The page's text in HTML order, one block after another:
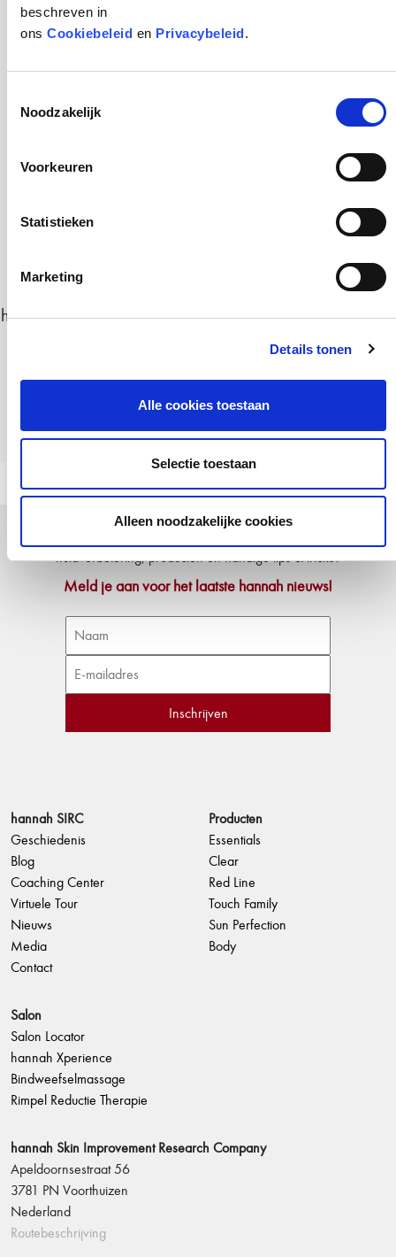
beschreven in
ons Cookiebeleid en Privacybeleid.
Noodzakelijk
Voorkeuren
Statistieken
Marketing
Details tonen
Alle cookies toestaan
Selectie toestaan
Alleen noodzakelijke cookies
Met deze producten wordt de effectiviteit vergroot, de
huid wordt nog intenser gestimuleerd en verstevigd en het
werkstoffen die daarna worden aangebracht.
huidverbetering, producten en handige tips & tricks?
Meld je aan voor het laatste hannah nieuws!
hannah SIRC
Geschiedenis
Blog
Coaching Center
Virtuele Tour
Nieuws
Media
Contact
Producten
Essentials
Clear
Red Line
Touch Family
Sun Perfection
Body
Salon
Salon Locator
hannah Xperience
Bindweefselmassage
Rimpel Reductie Therapie
hannah Skin Improvement Research Company
Apeldoornsestraat 56
3781 PN Voorthuizen
Nederland
Routebeschrijving